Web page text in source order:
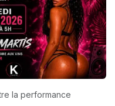
la performance